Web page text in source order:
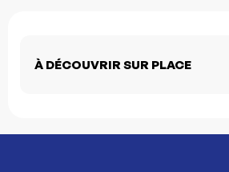
À DÉCOUVRIR SUR PLACE